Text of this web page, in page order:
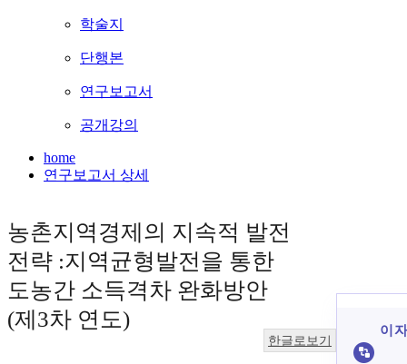
학술지
단행본
연구보고서
공개강의
home
연구보고서 상세
농촌지역경제의 지속적 발전
전략 :지역균형발전을 통한
도농간 소득격차 완화방안
(제3차 연도)
한글로보기
이